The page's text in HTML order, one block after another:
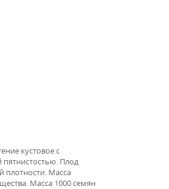
кустовое с
Плод
плотности. Масса
Масса 1000 семян